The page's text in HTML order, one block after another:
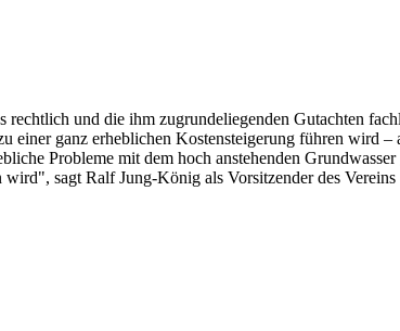
und die ihm zugrundeliegenden Gutachten
ganz erheblichen Kostensteigerung führen wird
Probleme mit dem hoch anstehenden Grundwasser
sagt Ralf Jung-König als Vorsitzender des